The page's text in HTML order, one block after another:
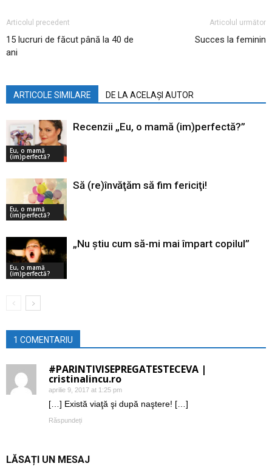
Articolul precedent
15 lucruri de făcut până la 40 de
ani
Articolul următor
Succes la feminin
ARTICOLE SIMILARE DE LA ACELAȘI AUTOR
Eu, o mamă
(im)perfectă?
Recenzii „Eu, o mamă (im)perfectă?”
Eu, o mamă
(im)perfectă?
Să (re)învăţăm să fim fericiţi!
Eu, o mamă
(im)perfectă?
„Nu știu cum să-mi mai împart copilul”
1 COMENTARIU
#PARINTIVISEPREGATESTECEVA |
cristinalincu.ro
aprilie 9, 2017 at 1:25 pm
[…] Există viaţă şi după naştere! […]
Răspundeți
LĂSAȚI UN MESAJ